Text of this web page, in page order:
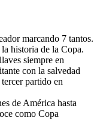
marcando 7 tantos.
historia de la Copa.
siempre en
con la salvedad
partido en
de América hasta
como Copa